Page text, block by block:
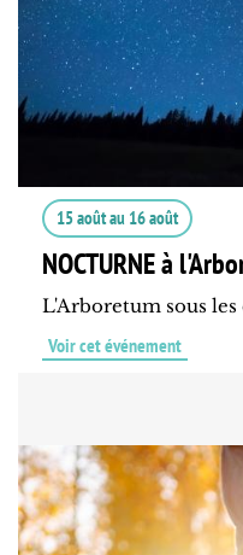
15 aoûtau 16 août
NOCTURNE à
L'Arboretum sous les
Voir cet événement